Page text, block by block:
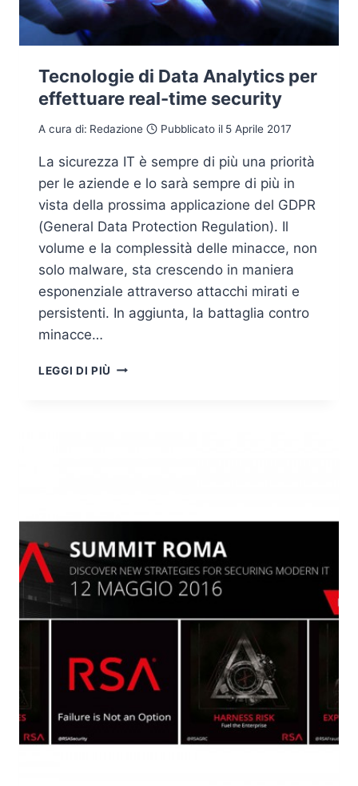
Tecnologie di Data Analytics per
effettuare real-time security
A cura di: Redazione Pubblicato il 5 Aprile 2017
La sicurezza IT è sempre di più una priorità
per le aziende e lo sarà sempre di più in
vista della prossima applicazione del GDPR
(General Data Protection Regulation). Il
volume e la complessità delle minacce, non
solo malware, sta crescendo in maniera
esponenziale attraverso attacchi mirati e
persistenti. In aggiunta, la battaglia contro
minacce…
LEGGI DI PIÙ TECNOLOGIE